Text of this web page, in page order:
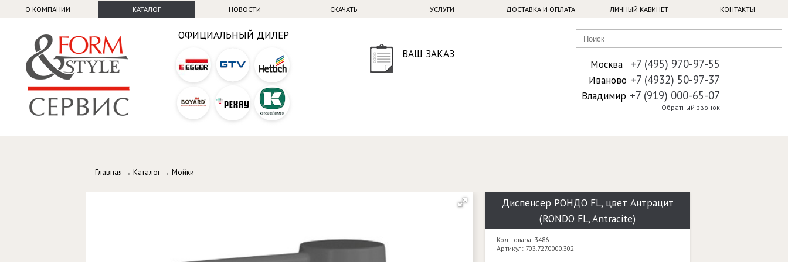
О КОМПАНИИ КАТАЛОГ НОВОСТИ СКАЧАТЬ УСЛУГИ ДОСТАВКА И ОПЛАТА ЛИЧНЫЙ КАБИНЕТ КОНТАКТЫ
ОФИЦИАЛЬНЫЙ ДИЛЕР
ВАШ ЗАКАЗ
Москва +7 (495) 970-97-55
Иваново +7 (4932) 50-97-37
Владимир +7 (919) 000-65-07
Обратный звонок
Главная → Каталог → Мойки
Диспенсер РОНДО FL, цвет Антрацит
(RONDO FL, Antracite)
Код товара: 3486
Артикул: 703.727.0000.302